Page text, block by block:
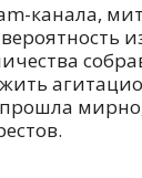
канала,